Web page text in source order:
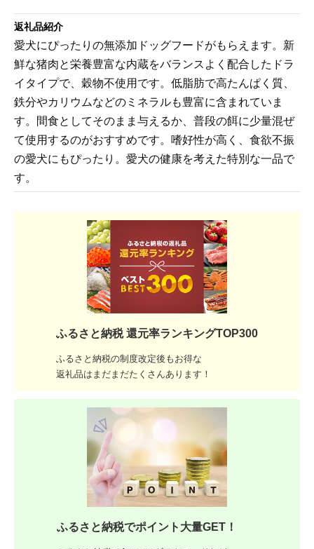
返礼品紹介
愛犬にぴったりの無添加ドッグフードがもらえます。新
鮮な猪肉と栄養豊富な内蔵をバランスよく配合したドラ
イタイプで、穀物不使用です。低脂肪で高たんぱく質、
鉄分やカリウムなどのミネラルも豊富に含まれていま
す。間食としてそのまま与えるか、普段の餌に少量混ぜ
て使用するのがおすすめです。嗜好性が高く、食欲不振
の愛犬にもぴったり。愛犬の健康を考えた特別な一品で
す。
ふるさと納税 還元率ランキングTOP300
ふるさと納税の制度改定後もお得な
返礼品はまだまだたくさんあります！
ふるさと納税でポイント大量GET！